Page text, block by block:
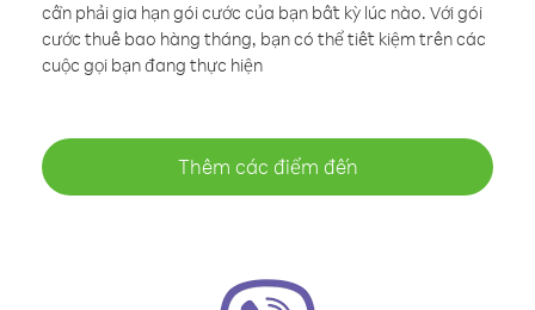
cần phải gia hạn gói cước của bạn bất kỳ lúc nào. Với gói
cước thuê bao hàng tháng, bạn có thể tiết kiệm trên các
cuộc gọi bạn đang thực hiện
Thêm các điểm đến